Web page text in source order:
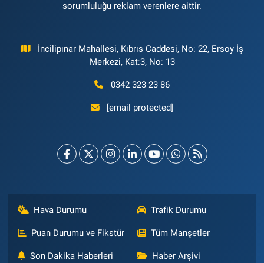
sorumluluğu reklam verenlere aittir.
İncilipınar Mahallesi, Kıbrıs Caddesi, No: 22, Ersoy İş
Merkezi, Kat:3, No: 13
0342 323 23 86
[email protected]
Hava Durumu Trafik Durumu
Puan Durumu ve Fikstür Tüm Manşetler
Son Dakika Haberleri Haber Arşivi